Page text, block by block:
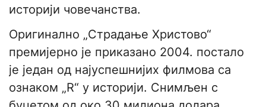
историји човечанства.
Оригинално „Страдање Христово“
премијерно је приказано 2004. постало
је један од најуспешнијих филмова са
ознаком „R“ у историји. Снимљен с